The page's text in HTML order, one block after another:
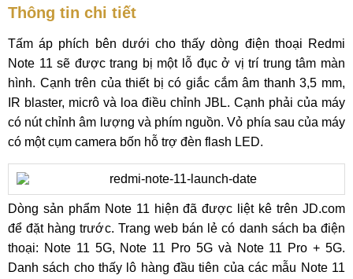
Thông tin chi tiết
Tấm áp phích bên dưới cho thấy dòng điện thoại Redmi
Note 11 sẽ được trang bị một lỗ đục ở vị trí trung tâm màn
hình. Cạnh trên của thiết bị có giắc cắm âm thanh 3,5 mm,
IR blaster, micrô và loa điều chỉnh JBL. Cạnh phải của máy
có nút chỉnh âm lượng và phím nguồn. Vỏ phía sau của máy
có một cụm camera bốn hỗ trợ đèn flash LED.
Dòng sản phẩm Note 11 hiện đã được liệt kê trên JD.com
để đặt hàng trước. Trang web bán lẻ có danh sách ba điện
thoại: Note 11 5G, Note 11 Pro 5G và Note 11 Pro + 5G.
Danh sách cho thấy lô hàng đầu tiên của các mẫu Note 11